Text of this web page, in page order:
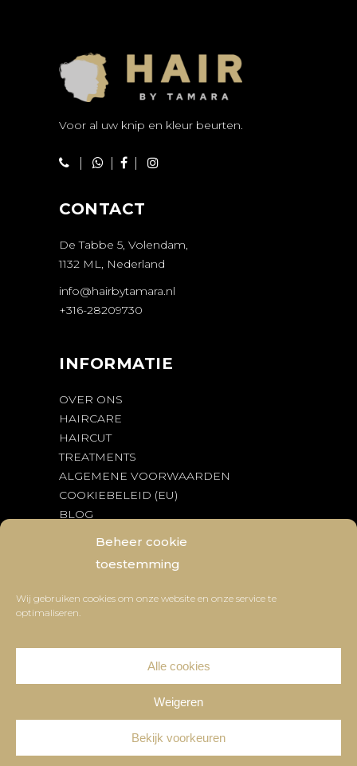
Beheer cookie
toestemming
Wij gebruiken cookies om onze website en onze service te
optimaliseren.
Alle cookies
Weigeren
Bekijk voorkeuren
Voor al uw knip en kleur beurten.
CONTACT
De Tabbe 5, Volendam,
1132 ML, Nederland
info@hairbytamara.nl
+316-28209730
INFORMATIE
OVER ONS
HAIRCARE
HAIRCUT
TREATMENTS
ALGEMENE VOORWAARDEN
COOKIEBELEID (EU)
BLOG
Working Days
Sunday
Gesloten